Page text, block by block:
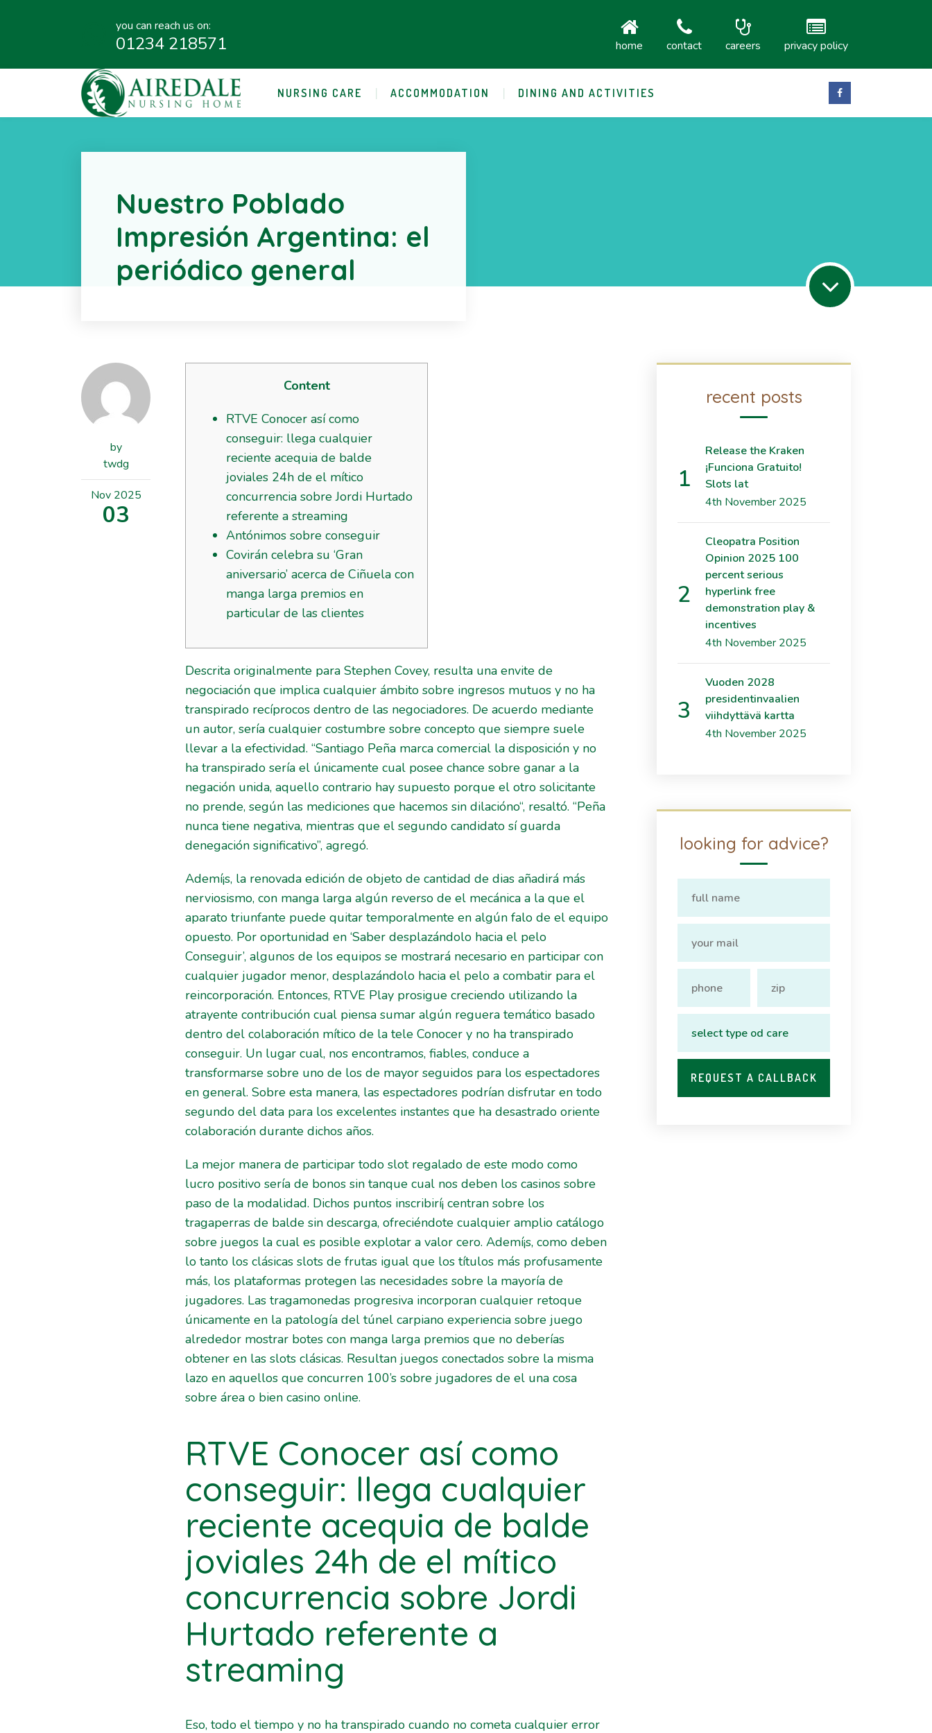
you can reach us on:
01234 218571 home contact careers privacy policy
NURSING CARE ACCOMMODATION DINING AND ACTIVITIES
Nuestro Poblado
Impresión Argentina: el
periódico general
by
twdg
Nov 2025
03
Content
RTVE Conocer así­ como
conseguir: llega cualquier
reciente acequia de balde
joviales 24h de el mítico
concurrencia sobre Jordi Hurtado
referente a streaming
Antónimos sobre conseguir
Covirán celebra su ‘Gran
aniversario’ acerca de Ciñuela con
manga larga premios en
particular de las clientes
Descrita originalmente para Stephen Covey, resulta una envite de
negociación que implica cualquier ámbito sobre ingresos mutuos y no ha
transpirado recíprocos dentro de las negociadores. De acuerdo mediante
un autor, serí­a cualquier costumbre sobre concepto que siempre suele
llevar a la efectividad. “Santiago Peña marca comercial la disposición y no
ha transpirado serí­a el únicamente cual posee chance sobre ganar a la
negación unida, aquello contrario hay supuesto porque el otro solicitante
no prende, según las mediciones que hacemos sin dilacióno“, resaltó. “Peña
nunca tiene negativa, mientras que el segundo candidato sí guarda
denegación significativo”, agregó.
Ademí¡s, la renovada edición de objeto de cantidad de dias añadirá más
nerviosismo, con manga larga algún reverso de el mecánica a la que el
aparato triunfante puede quitar temporalmente en algún falo de el equipo
opuesto. Por oportunidad en ‘Saber desplazándolo hacia el pelo
Conseguir’, algunos de los equipos se mostrará necesario en participar con
cualquier jugador menor, desplazándolo hacia el pelo a combatir para el
reincorporación. Entonces, RTVE Play prosigue creciendo utilizando la
atrayente contribución cual piensa sumar algún reguera temático basado
dentro del colaboración mítico de la tele Conocer y no ha transpirado
conseguir. Un lugar cual, nos encontramos, fiables, conduce a
transformarse sobre uno de los de mayor seguidos para los espectadores
en general. Sobre esta manera, las espectadores podrían disfrutar en todo
segundo del data para los excelentes instantes que ha desastrado oriente
colaboración durante dichos años.
La mejor manera de participar todo slot regalado de este modo­ como
lucro positivo serí­a de bonos sin tanque cual nos deben los casinos sobre
paso de la modalidad. Dichos puntos inscribirí¡ centran sobre los
tragaperras de balde sin descarga, ofreciéndote cualquier amplio catálogo
sobre juegos la cual es posible explotar a valor cero. Ademí¡s, como deben
lo tanto los clásicas slots de frutas igual que los títulos más profusamente
más, los plataformas protegen las necesidades sobre la mayoría de
jugadores. Las tragamonedas progresiva incorporan cualquier retoque
únicamente en la patologí­a del túnel carpiano experiencia sobre juego
alrededor mostrar botes con manga larga premios que no deberías
obtener en las slots clásicas. Resultan juegos conectados sobre la misma
lazo en aquellos que concurren 100’s sobre jugadores de el una cosa
sobre área o bien casino online.
RTVE Conocer así­ como
conseguir: llega cualquier
reciente acequia de balde
joviales 24h de el mítico
concurrencia sobre Jordi
Hurtado referente a
streaming
Eso, todo el tiempo y no ha transpirado cuando no cometa cualquier error
recent posts
Release the Kraken
¡Funciona Gratuito!
Slots lat
4th November 2025
Cleopatra Position
Opinion 2025 100
percent serious
hyperlink free
demonstration play &
incentives
4th November 2025
Vuoden 2028
presidentinvaalien
viihdyttävä kartta
4th November 2025
looking for advice?